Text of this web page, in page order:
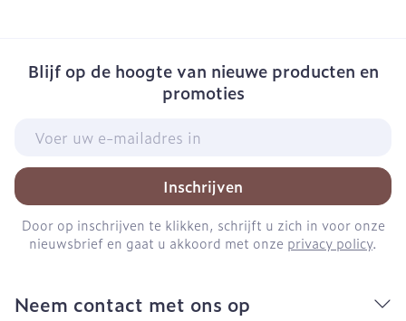
Blijf op de hoogte van nieuwe producten en
promoties
Inschrijven
Door op inschrijven te klikken, schrijft u zich in voor onze
nieuwsbrief en gaat u akkoord met onze privacy policy.
Neem contact met ons op